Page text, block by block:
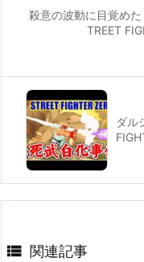
殺意の波動に目覚め
TREET
ダル
 関連記事